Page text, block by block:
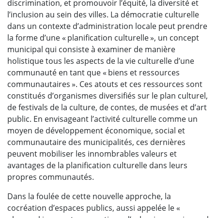
discrimination, et promouvoir l’équité, la diversité et
l’inclusion au sein des villes. La démocratie culturelle
dans un contexte d’administration locale peut prendre
la forme d’une « planification culturelle », un concept
municipal qui consiste à examiner de manière
holistique tous les aspects de la vie culturelle d’une
communauté en tant que « biens et ressources
communautaires ». Ces atouts et ces ressources sont
constitués d’organismes diversifiés sur le plan culturel,
de festivals de la culture, de contes, de musées et d’art
public. En envisageant l’activité culturelle comme un
moyen de développement économique, social et
communautaire des municipalités, ces dernières
peuvent mobiliser les innombrables valeurs et
avantages de la planification culturelle dans leurs
propres communautés.
Dans la foulée de cette nouvelle approche, la
cocréation d’espaces publics, aussi appelée le «